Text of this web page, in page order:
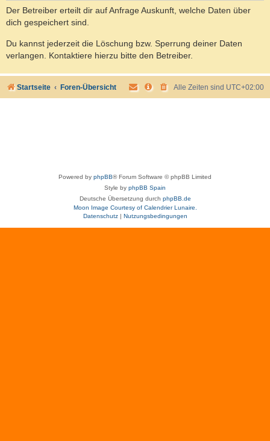
Der Betreiber erteilt dir auf Anfrage Auskunft, welche Daten über
dich gespeichert sind.
Du kannst jederzeit die Löschung bzw. Sperrung deiner Daten
verlangen. Kontaktiere hierzu bitte den Betreiber.
Startseite Foren-Übersicht Alle Zeiten sind UTC+02:00
Powered by phpBB® Forum Software © phpBB Limited
Style by phpBB Spain
Deutsche Übersetzung durch phpBB.de
Moon Image Courtesy of Calendrier Lunaire.
Datenschutz| Nutzungsbedingungen